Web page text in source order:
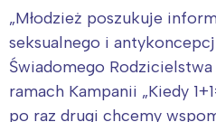
„Młodzież poszukuje
seksualnego i
Świadomego
ramach Kampanii „Kiedy
po raz drugi chcemy